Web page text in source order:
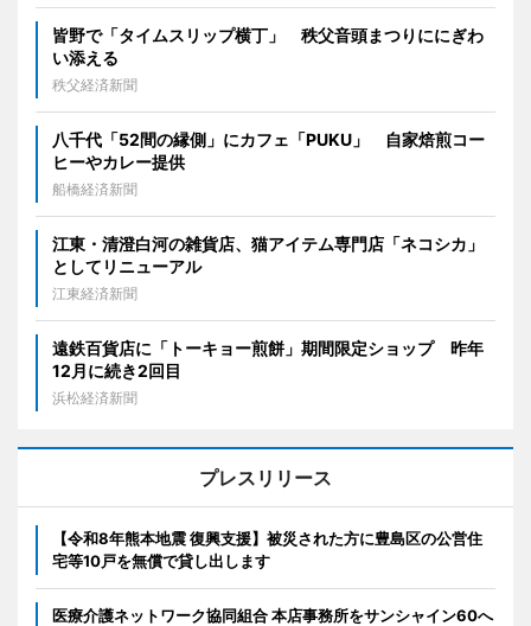
皆野で「タイムスリップ横丁」 秩父音頭まつりににぎわ
い添える
秩父経済新聞
八千代「52間の縁側」にカフェ「PUKU」 自家焙煎コー
ヒーやカレー提供
船橋経済新聞
江東・清澄白河の雑貨店、猫アイテム専門店「ネコシカ」
としてリニューアル
江東経済新聞
遠鉄百貨店に「トーキョー煎餅」期間限定ショップ 昨年
12月に続き2回目
浜松経済新聞
プレスリリース
【令和8年熊本地震 復興支援】被災された方に豊島区の公営住
宅等10戸を無償で貸し出します
医療介護ネットワーク協同組合 本店事務所をサンシャイン60へ